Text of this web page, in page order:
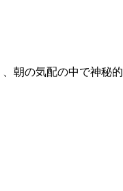
朝の気配の中で神秘的